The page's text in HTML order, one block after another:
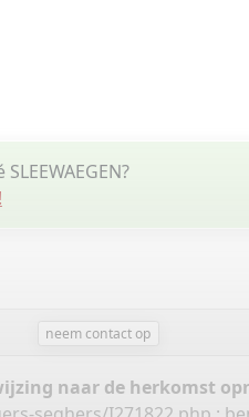
neem contact op
naar de herkomst